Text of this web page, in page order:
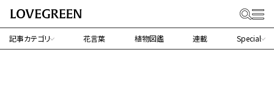
記事カテゴリ 花言葉 植物図鑑 連載 Special